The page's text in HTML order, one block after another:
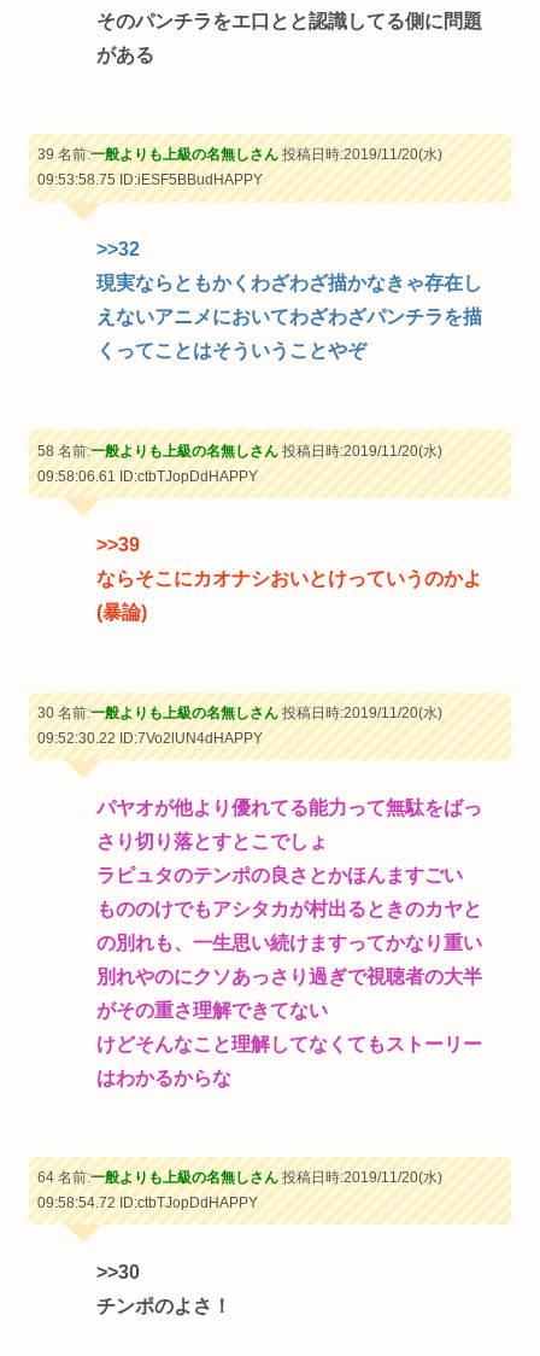
そのパンチラをエ口とと認識してる側に問題
がある
39 名前:一般よりも上級の名無しさん投稿日時:2019/11/20(水)
09:53:58.75ID:iESF5BBudHAPPY
>>32
現実ならともかくわざわざ描かなきゃ存在し
えないアニメにおいてわざわざパンチラを描
くってことはそういうことやぞ
58 名前:一般よりも上級の名無しさん投稿日時:2019/11/20(水)
09:58:06.61ID:ctbTJopDdHAPPY
>>39
ならそこにカオナシおいとけっていうのかよ
(暴論)
30 名前:一般よりも上級の名無しさん投稿日時:2019/11/20(水)
09:52:30.22ID:7Vo2lUN4dHAPPY
パヤオが他より優れてる能力って無駄をばっ
さり切り落とすとこでしょ
ラピュタのテンポの良さとかほんますごい
もののけでもアシタカが村出るときのカヤと
の別れも、一生思い続けますってかなり重い
別れやのにクソあっさり過ぎで視聴者の大半
がその重さ理解できてない
けどそんなこと理解してなくてもストーリー
はわかるからな
64 名前:一般よりも上級の名無しさん投稿日時:2019/11/20(水)
09:58:54.72ID:ctbTJopDdHAPPY
>>30
チンポのよさ！